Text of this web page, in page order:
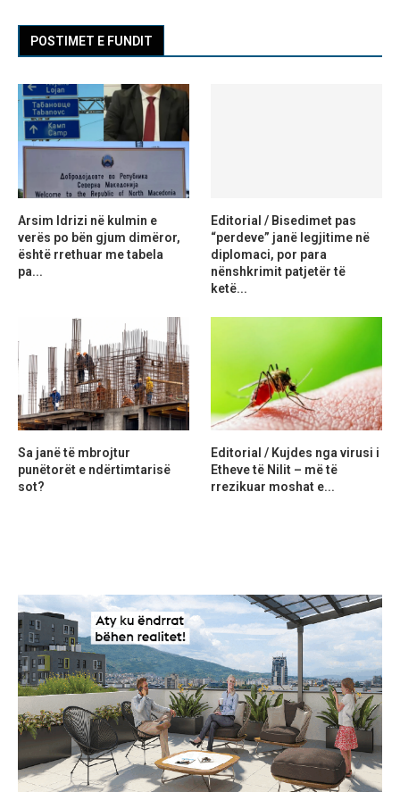
POSTIMET E FUNDIT
Arsim Idrizi në kulmin e
verës po bën gjum dimëror,
është rrethuar me tabela
pa...
Editorial / Bisedimet pas
“perdeve” janë legjitime në
diplomaci, por para
nënshkrimit patjetër të
ketë...
Sa janë të mbrojtur
punëtorët e ndërtimtarisë
sot?
Editorial / Kujdes nga virusi i
Etheve të Nilit – më të
rrezikuar moshat e...